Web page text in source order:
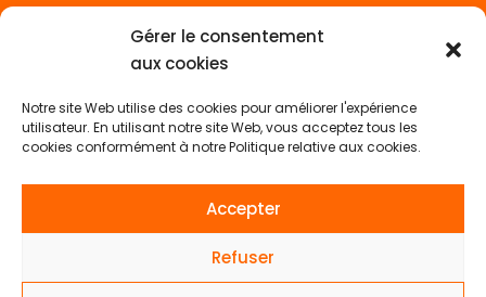
Gérer le consentement
aux cookies
Notre site Web utilise des cookies pour améliorer l'expérience
utilisateur. En utilisant notre site Web, vous acceptez tous les
cookies conformément à notre Politique relative aux cookies.
Accepter
Refuser
ETUDE DE CAS CLIENT : STORYTELLERS MEDIAS
LES MEILLEURS CONTENUS MARKETING DE 2025
(CHAPITRE 2)
LE LEAD NURTURING : POUR CONVERTIR VOS
PROSPECTS EN CLIENTS PLUS RAPIDEMENT.